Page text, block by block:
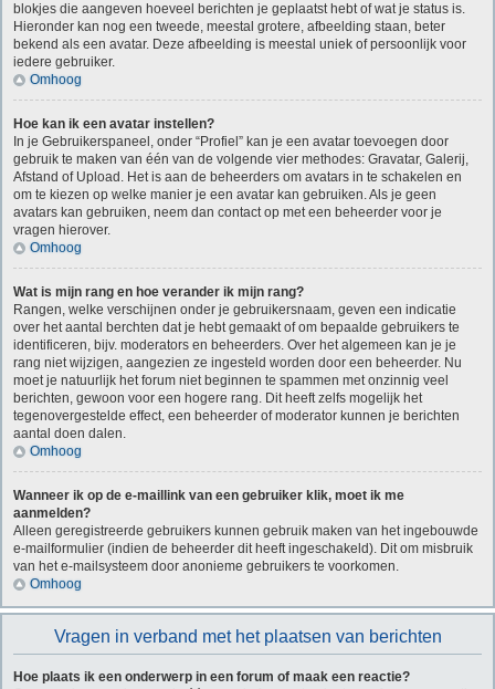
blokjes die aangeven hoeveel berichten je geplaatst hebt of wat je status is.
Hieronder kan nog een tweede, meestal grotere, afbeelding staan, beter
bekend als een avatar. Deze afbeelding is meestal uniek of persoonlijk voor
iedere gebruiker.
Omhoog
Hoe kan ik een avatar instellen?
In je Gebruikerspaneel, onder “Profiel” kan je een avatar toevoegen door
gebruik te maken van één van de volgende vier methodes: Gravatar, Galerij,
Afstand of Upload. Het is aan de beheerders om avatars in te schakelen en
om te kiezen op welke manier je een avatar kan gebruiken. Als je geen
avatars kan gebruiken, neem dan contact op met een beheerder voor je
vragen hierover.
Omhoog
Wat is mijn rang en hoe verander ik mijn rang?
Rangen, welke verschijnen onder je gebruikersnaam, geven een indicatie
over het aantal berchten dat je hebt gemaakt of om bepaalde gebruikers te
identificeren, bijv. moderators en beheerders. Over het algemeen kan je je
rang niet wijzigen, aangezien ze ingesteld worden door een beheerder. Nu
moet je natuurlijk het forum niet beginnen te spammen met onzinnig veel
berichten, gewoon voor een hogere rang. Dit heeft zelfs mogelijk het
tegenovergestelde effect, een beheerder of moderator kunnen je berichten
aantal doen dalen.
Omhoog
Wanneer ik op de e-maillink van een gebruiker klik, moet ik me
aanmelden?
Alleen geregistreerde gebruikers kunnen gebruik maken van het ingebouwde
e-mailformulier (indien de beheerder dit heeft ingeschakeld). Dit om misbruik
van het e-mailsysteem door anonieme gebruikers te voorkomen.
Omhoog
Vragen in verband met het plaatsen van berichten
Hoe plaats ik een onderwerp in een forum of maak een reactie?